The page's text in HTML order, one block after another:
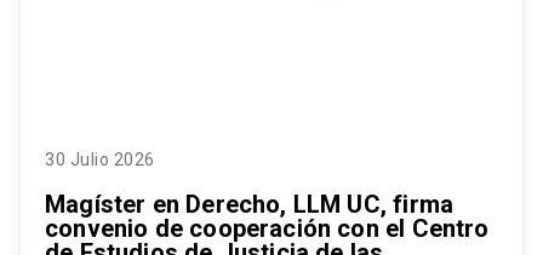
30 Julio 2026
Magíster en Derecho, LLM UC, firma
convenio de cooperación con el Centro